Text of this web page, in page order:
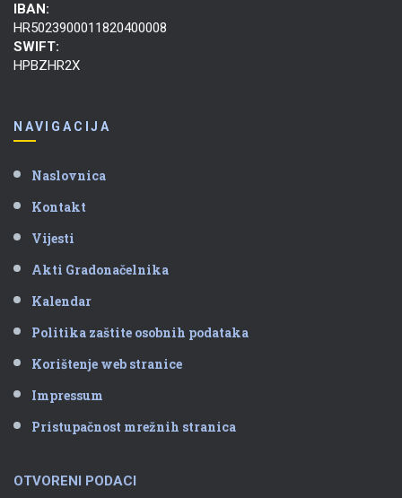
IBAN:
HR5023900011820400008
SWIFT:
HPBZHR2X
NAVIGACIJA
Naslovnica
Kontakt
Vijesti
Akti Gradonačelnika
Kalendar
Politika zaštite osobnih podataka
Korištenje web stranice
Impressum
Pristupačnost mrežnih stranica
OTVORENI PODACI